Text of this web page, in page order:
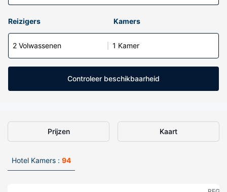
Reizigers Kamers
2 Volwassenen 1 Kamer
Controleer beschikbaarheid
Prijzen Kaart
Hotel Kamers : 94